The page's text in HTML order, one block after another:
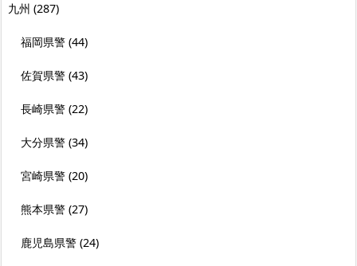
九州 (287)
福岡県警 (44)
佐賀県警 (43)
長崎県警 (22)
大分県警 (34)
宮崎県警 (20)
熊本県警 (27)
鹿児島県警 (24)